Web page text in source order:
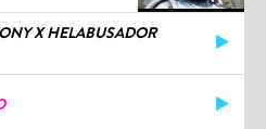
X HELABUSADOR